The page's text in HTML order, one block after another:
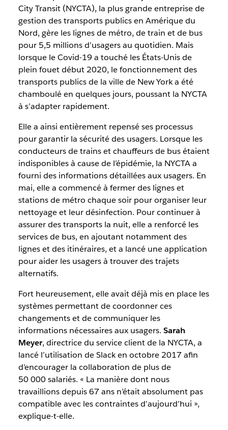
City Transit (NYCTA), la plus grande entreprise de
gestion des transports publics en Amérique du
Nord, gère les lignes de métro, de train et de bus
pour 5,5 millions d’usagers au quotidien. Mais
lorsque le Covid-19 a touché les États-Unis de
plein fouet début 2020, le fonctionnement des
transports publics de la ville de New York a été
chamboulé en quelques jours, poussant la NYCTA
à s’adapter rapidement.
Elle a ainsi entièrement repensé ses processus
pour garantir la sécurité des usagers. Lorsque les
conducteurs de trains et chauffeurs de bus étaient
indisponibles à cause de l’épidémie, la NYCTA a
fourni des informations détaillées aux usagers. En
mai, elle a commencé à fermer des lignes et
stations de métro chaque soir pour organiser leur
nettoyage et leur désinfection. Pour continuer à
assurer des transports la nuit, elle a renforcé les
services de bus, en ajoutant notamment des
lignes et des itinéraires, et a lancé une application
pour aider les usagers à trouver des trajets
alternatifs.
Fort heureusement, elle avait déjà mis en place les
systèmes permettant de coordonner ces
changements et de communiquer les
informations nécessaires aux usagers. Sarah
Meyer, directrice du service client de la NYCTA, a
lancé l’utilisation de Slack en octobre 2017 afin
d’encourager la collaboration de plus de
50 000 salariés. « La manière dont nous
travaillions depuis 67 ans n’était absolument pas
compatible avec les contraintes d’aujourd’hui »,
explique-t-elle.